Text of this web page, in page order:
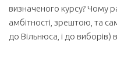
визначеного курсу? Чому
амбітності, зрештою, та
до Вільнюса, і до